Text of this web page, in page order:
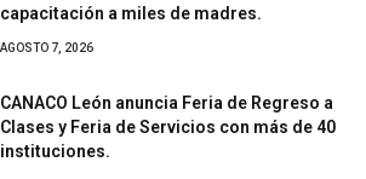
capacitación a miles de madres.
AGOSTO 7, 2026
CANACO León anuncia Feria de Regreso a
Clases y Feria de Servicios con más de 40
instituciones.